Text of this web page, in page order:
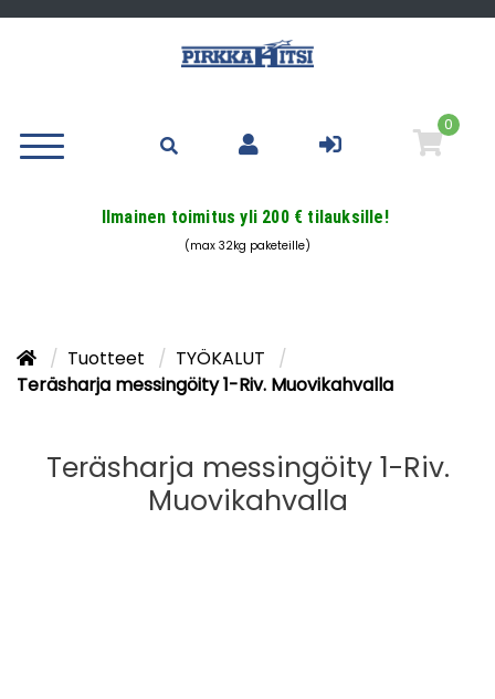
0
Ilmainen toimitus yli 200 € tilauksille!
(max 32kg paketeille)
Tuotteet
TYÖKALUT
Teräsharja messingöity 1-Riv. Muovikahvalla
Teräsharja messingöity 1-Riv.
Muovikahvalla